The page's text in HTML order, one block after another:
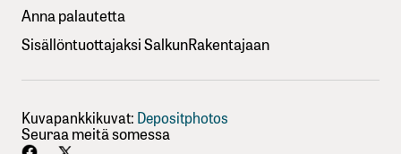
Anna palautetta
Sisällöntuottajaksi SalkunRakentajaan
Kuvapankkikuvat: Depositphotos
Seuraa meitä somessa